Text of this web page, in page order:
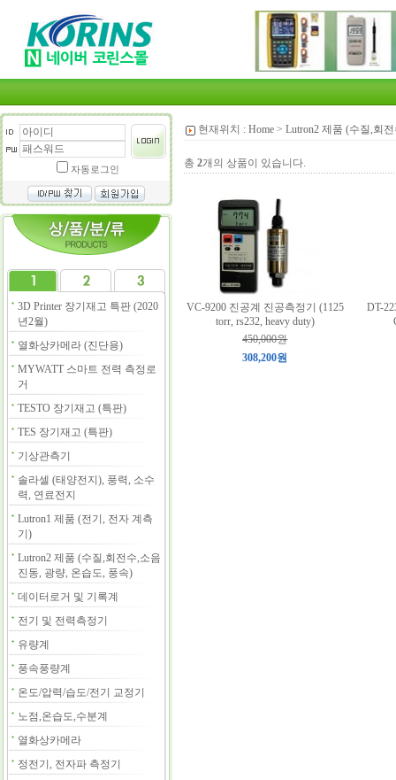
자동로그인
3D Printer 장기재고 특판 (2020
년2월)
열화상카메라 (진단용)
MYWATT 스마트 전력 측정로
거
TESTO 장기재고 (특판)
TES 장기재고 (특판)
기상관측기
솔라셀 (태양전지), 풍력, 소수
력, 연료전지
Lutron1 제품 (전기, 전자 계측
기)
Lutron2 제품 (수질,회전수,소음
진동, 광량, 온습도, 풍속)
데이터로거 및 기록계
전기 및 전력측정기
유량계
풍속풍량계
온도/압력/습도/전기 교정기
노점,온습도,수분계
열화상카메라
정전기, 전자파 측정기
현재위치 : Home > Lutron2 제품 (수질,회
총 2개의 상품이 있습니다.
VC-9200 진공계 진공측정기 (1125
torr, rs232, heavy duty)
450,000원
308,200원
DT-